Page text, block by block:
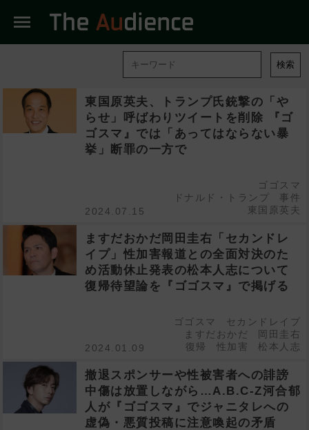
menu
検索
東国原英夫、トランプ氏銃撃の「や
らせ」呼ばわりツイートを削除 『ゴ
ゴスマ』では「あってはならない暴
挙」断罪の一方で
2024.07.15
ゴゴスマ
ドナルド・トランプ
事件
東国原英夫
ますだおかだ岡田圭右「セカンドレ
イプ」性加害報道との全面対決のた
め活動休止発表の松本人志について
復帰待望論を『ゴゴスマ』で掲げる
2024.01.09
ゴゴスマ
セカンドレイプ
ますだおかだ
岡田圭右
復帰
性加害 松本人志
撤退スポンサーや性被害者への誹謗
中傷は放置しながら…A.B.C-Z河合郁
人が『ゴゴスマ』でジャニタレへの
虚偽・悪質投稿に注意喚起の矛盾